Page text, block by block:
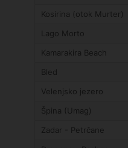
Kosirina (otok Murter)
Lago Morto
Kamarakira Beach
Bled
Velenjsko jezero
Špina (Umag)
Zadar - Petrčane